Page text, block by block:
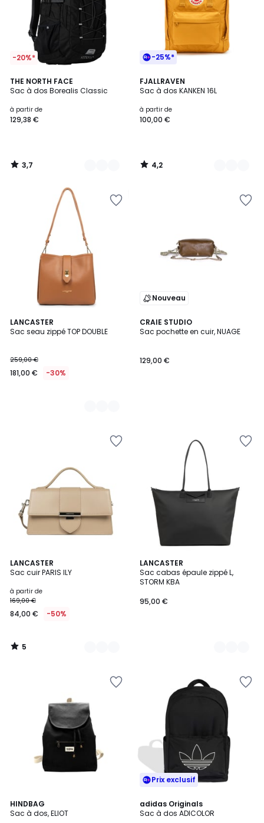
-20%*
THE NORTH FACE
Sac à dos Borealis Classic
à partir de
129,38 €
3,7
/ 5
3
Couleurs
3,7
/
-25%*
FJALLRAVEN
Sac à dos KANKEN 16L
à partir de
100,00 €
4,2
/ 5
14
Couleurs
4,2
/
LANCASTER
Sac seau zippé TOP DOUBLE
259,00 €
181,00 € -30%
3
Couleurs
Nouveau
CRAIE STUDIO
Sac pochette en cuir, NUAGE
129,00 €
LANCASTER
Sac cuir PARIS ILY
à partir de
169,00 €
84,00 € -50%
5
/
27
Couleurs
5
/
LANCASTER
Sac cabas épaule zippé L,
STORM KBA
95,00 €
2
Couleurs
HINDBAG
Sac à dos, ELIOT
14
Couleurs
Prix exclusif
adidas Originals
Sac à dos ADICOLOR